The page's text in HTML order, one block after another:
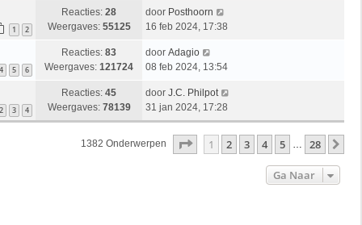
1 2
Reacties: 28
Weergaves: 55125
door Posthoorn
16 feb 2024, 17:38
4 5 6
Reacties: 83
Weergaves: 121724
door Adagio
08 feb 2024, 13:54
2 3 4
Reacties: 45
Weergaves: 78139
door J.C. Philpot
31 jan 2024, 17:28
1382 Onderwerpen Pagina1 Van 28
1 2 3 4 5 … 28
Ga Naar